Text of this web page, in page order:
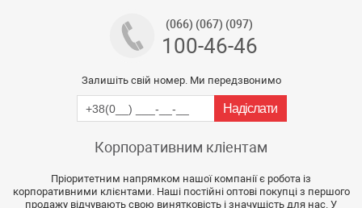
(066) (067) (097)
100-46-46
Залишіть свій номер. Ми передзвонимо
Корпоративним кліентам
Пріоритетним напрямком нашої компанії є робота із
корпоративними клієнтами. Наші постійні оптові покупці з першого
продажу відчувають свою винятковість і значущість для нас. У